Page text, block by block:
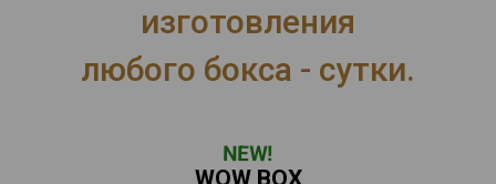
изготовления
любого бокса - сутки.
WOW BOX
NEW!